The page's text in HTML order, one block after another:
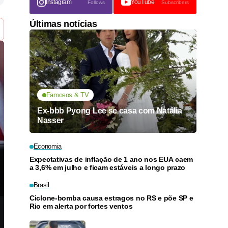
Instagram Follows YouTube Subscribers
Últimas notícias
Famosos & TV
Ex-bbb Pyong Lee se casa com Natália
Nasser
Economia
Expectativas de inflação de 1 ano nos EUA caem
a 3,6% em julho e ficam estáveis a longo prazo
Brasil
Ciclone-bomba causa estragos no RS e põe SP e
Rio em alerta por fortes ventos